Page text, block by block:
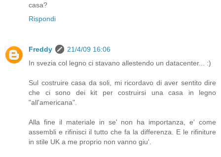
casa?
Rispondi
Freddy
21/4/09 16:06
In svezia col legno ci stavano allestendo un datacenter... :)
Sul costruire casa da soli, mi ricordavo di aver sentito dire
che ci sono dei kit per costruirsi una casa in legno
"all'americana".
Alla fine il materiale in se' non ha importanza, e' come
assembli e rifinisci il tutto che fa la differenza. E le rifiniture
in stile UK a me proprio non vanno giu'.